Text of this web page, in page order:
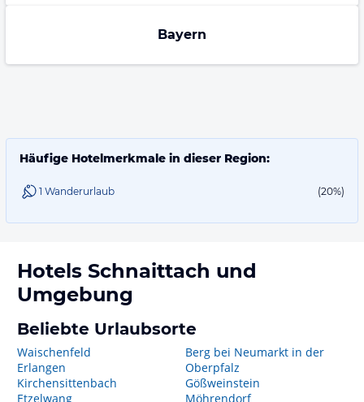
Bayern
Häufige Hotelmerkmale in dieser Region:
1 Wanderurlaub (20%)
Hotels Schnaittach und
Umgebung
Beliebte Urlaubsorte
Waischenfeld
Erlangen
Kirchensittenbach
Etzelwang
Berg bei Neumarkt in der
Oberpfalz
Gößweinstein
Möhrendorf